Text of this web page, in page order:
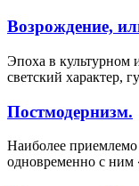
Возрождение,
Эпоха в культурном
светский характер,
Постмодернизм.
Наиболее приемлемо
одновременно с ним